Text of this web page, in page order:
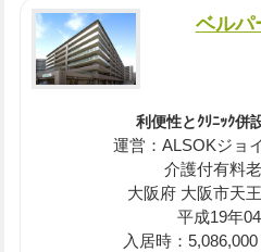
ベルパ
利便性とｸﾘﾆｯｸ併
運営：ALSOKジョ
介護付有料
大阪府 大阪市天
平成19年
入居時：